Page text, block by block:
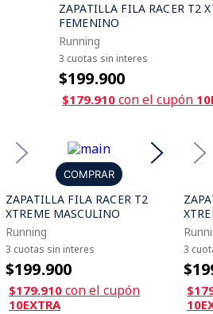
ZAPATILLA FILA RACER T2
FEMENINO
Running
3 cuotas sin interes
$199.900
$179.910 con el cupón
COMPRAR
ZAPATILLA FILA RACER T2
XTREME MASCULINO
Running
3 cuotas sin interes
$199.900
$179.910 con el cupón
10EXTRA
3